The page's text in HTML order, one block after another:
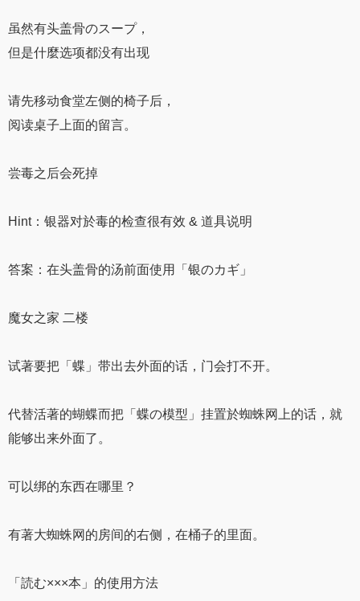
虽然有头盖骨のスープ，
但是什麼选项都没有出现
请先移动食堂左侧的椅子后，
阅读桌子上面的留言。
尝毒之后会死掉
Hint：银器对於毒的检查很有效 & 道具说明
答案：在头盖骨的汤前面使用「银のカギ」
魔女之家 二楼
试著要把「蝶」带出去外面的话，门会打不开。
代替活著的蝴蝶而把「蝶の模型」挂置於蜘蛛网上的话，就
能够出来外面了。
可以绑的东西在哪里？
有著大蜘蛛网的房间的右侧，在桶子的里面。
「読む×××本」的使用方法